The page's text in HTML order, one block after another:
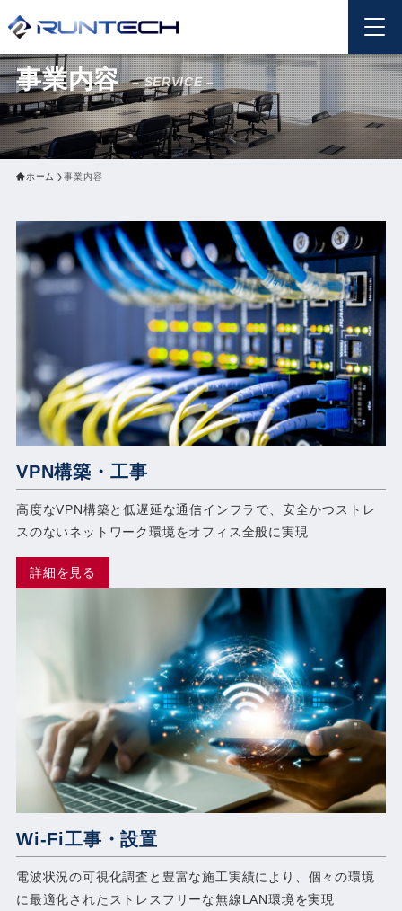
事業内容 – SERVICE –
ホーム 事業内容
VPN構築・工事
高度なVPN構築と低遅延な通信インフラで、安全かつストレ
スのないネットワーク環境をオフィス全般に実現
詳細を見る
Wi-Fi工事・設置
電波状況の可視化調査と豊富な施工実績により、個々の環境
に最適化されたストレスフリーな無線LAN環境を実現